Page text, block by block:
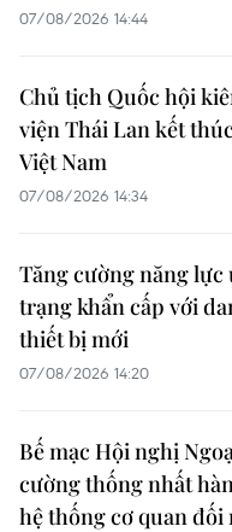
07/08/2026 14:44
Chủ tịch Quốc hội
viện Thái Lan kết
Việt Nam
07/08/2026 14:34
Tăng cường năng
trạng khẩn cấp với
thiết bị mới
07/08/2026 14:20
Bế mạc Hội nghị
cường thống nhất
hệ thống cơ quan đối